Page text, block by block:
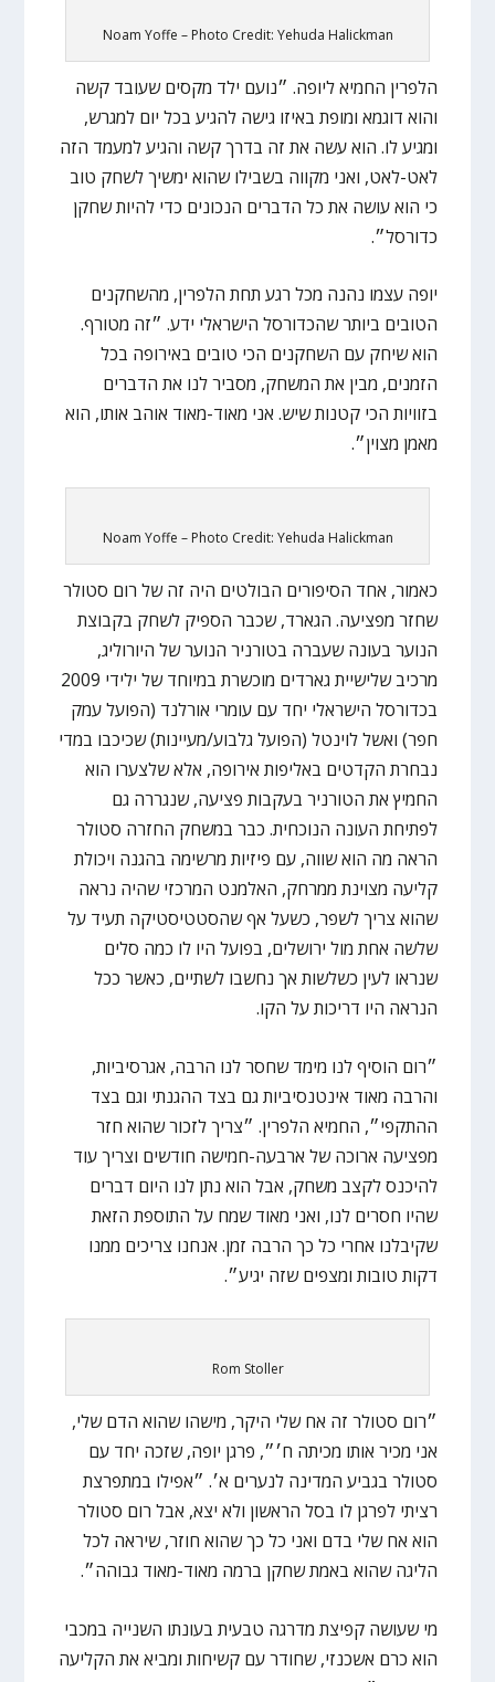
Noam Yoffe – Photo Credit: Yehuda Halickman
הלפרין החמיא ליופה. ״נועם ילד מקסים שעובד קשה
והוא דוגמא ומופת באיזו גישה להגיע בכל יום למגרש,
ומגיע לו. הוא עשה את זה בדרך קשה והגיע למעמד הזה
לאט-לאט, ואני מקווה בשבילו שהוא ימשיך לשחק טוב
כי הוא עושה את כל הדברים הנכונים כדי להיות שחקן
כדורסל״.
יופה עצמו נהנה מכל רגע תחת הלפרין, מהשחקנים
הטובים ביותר שהכדורסל הישראלי ידע. ״זה מטורף.
הוא שיחק עם השחקנים הכי טובים באירופה בכל
הזמנים, מבין את המשחק, מסביר לנו את הדברים
בזוויות הכי קטנות שיש. אני מאוד-מאוד אוהב אותו, הוא
מאמן מצוין״.
Noam Yoffe – Photo Credit: Yehuda Halickman
כאמור, אחד הסיפורים הבולטים היה זה של רום סטולר
שחזר מפציעה. הגארד, שכבר הספיק לשחק בקבוצת
הנוער בעונה שעברה בטורניר הנוער של היורוליג,
מרכיב שלישיית גארדים מוכשרת במיוחד של ילידי 2009
בכדורסל הישראלי יחד עם עומרי אורלנד (הפועל עמק
חפר) ואשל לוינטל (הפועל גלבוע/מעיינות) שכיכבו במדי
נבחרת הקדטים באליפות אירופה, אלא שלצערו הוא
החמיץ את הטורניר בעקבות פציעה, שנגררה גם
לפתיחת העונה הנוכחית. כבר במשחק החזרה סטולר
הראה מה הוא שווה, עם פיזיות מרשימה בהגנה ויכולת
קליעה מצוינת ממרחק, האלמנט המרכזי שהיה נראה
שהוא צריך לשפר, כשעל אף שהסטטיסטיקה תעיד על
שלשה אחת מול ירושלים, בפועל היו לו כמה סלים
שנראו לעין כשלשות אך נחשבו לשתיים, כאשר ככל
הנראה היו דריכות על הקו.
״רום הוסיף לנו מימד שחסר לנו הרבה, אגרסיביות,
והרבה מאוד אינטנסיביות גם בצד ההגנתי וגם בצד
ההתקפי״, החמיא הלפרין. ״צריך לזכור שהוא חזר
מפציעה ארוכה של ארבעה-חמישה חודשים וצריך עוד
להיכנס לקצב משחק, אבל הוא נתן לנו היום דברים
שהיו חסרים לנו, ואני מאוד שמח על התוספת הזאת
שקיבלנו אחרי כל כך הרבה זמן. אנחנו צריכים ממנו
דקות טובות ומצפים שזה יגיע״.
Rom Stoller
״רום סטולר זה אח שלי היקר, מישהו שהוא הדם שלי,
אני מכיר אותו מכיתה ח׳״, פרגן יופה, שזכה יחד עם
סטולר בגביע המדינה לנערים א׳. ״אפילו במתפרצת
רציתי לפרגן לו בסל הראשון ולא יצא, אבל רום סטולר
הוא אח שלי בדם ואני כל כך שהוא חוזר, שיראה לכל
הליגה שהוא באמת שחקן ברמה מאוד-מאוד גבוהה״.
מי שעושה קפיצת מדרגה טבעית בעונתו השנייה במכבי
הוא כרם אשכנזי, שחודר עם קשיחות ומביא את הקליעה